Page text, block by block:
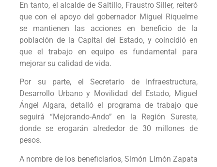
En tanto, el alcalde de Saltillo, Fraustro Siller, reiteró
que con el apoyo del gobernador Miguel Riquelme
se mantienen las acciones en beneficio de la
población de la Capital del Estado, y coincidió en
que el trabajo en equipo es fundamental para
mejorar su calidad de vida.
Por su parte, el Secretario de Infraestructura,
Desarrollo Urbano y Movilidad del Estado, Miguel
Ángel Algara, detalló el programa de trabajo que
seguirá “Mejorando-Ando” en la Región Sureste,
donde se erogarán alrededor de 30 millones de
pesos.
A nombre de los beneficiarios, Simón Limón Zapata